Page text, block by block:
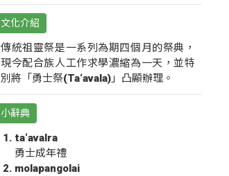
文化介紹
傳統祖靈祭是一系列為期四個月的祭典，
現今配合族人工作求學濃縮為一天，並特
別將「勇士祭(Ta‘avala)」凸顯辦理。
小辭典
ta‘avalra
勇士成年禮
molapangolai